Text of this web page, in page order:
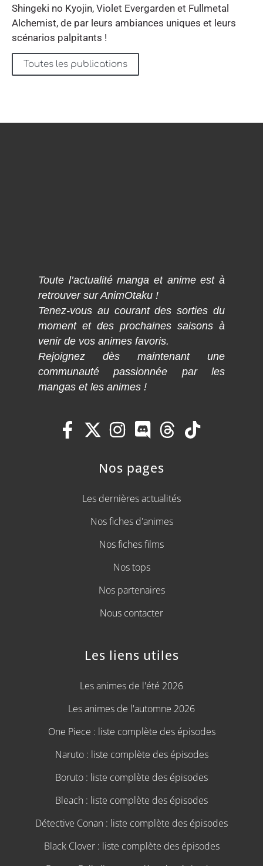
Shingeki no Kyojin, Violet Evergarden et Fullmetal
Alchemist, de par leurs ambiances uniques et leurs
scénarios palpitants !
Toutes les publications
Toute l’actualité manga et anime est à
retrouver sur AnimOtaku !
Tenez-vous au courant des sorties du
moment et des prochaines saisons à
venir de vos animes favoris.
Rejoignez dès maintenant une
communauté passionnée par les
mangas et les animes !
Nos pages
Les dernières actualités
Nos fiches d'animes
Nos fiches films
Nos tops
Nos partenaires
Nous contacter
Les liens utiles
Les animes de l'été 2026
Les animes de l'automne 2026
One Piece : liste complète des épisodes
Naruto : liste complète des épisodes
Boruto : liste complète des épisodes
Bleach : liste complète des épisodes
Détective Conan : liste complète des épisodes
Black Clover : liste complète des épisodes